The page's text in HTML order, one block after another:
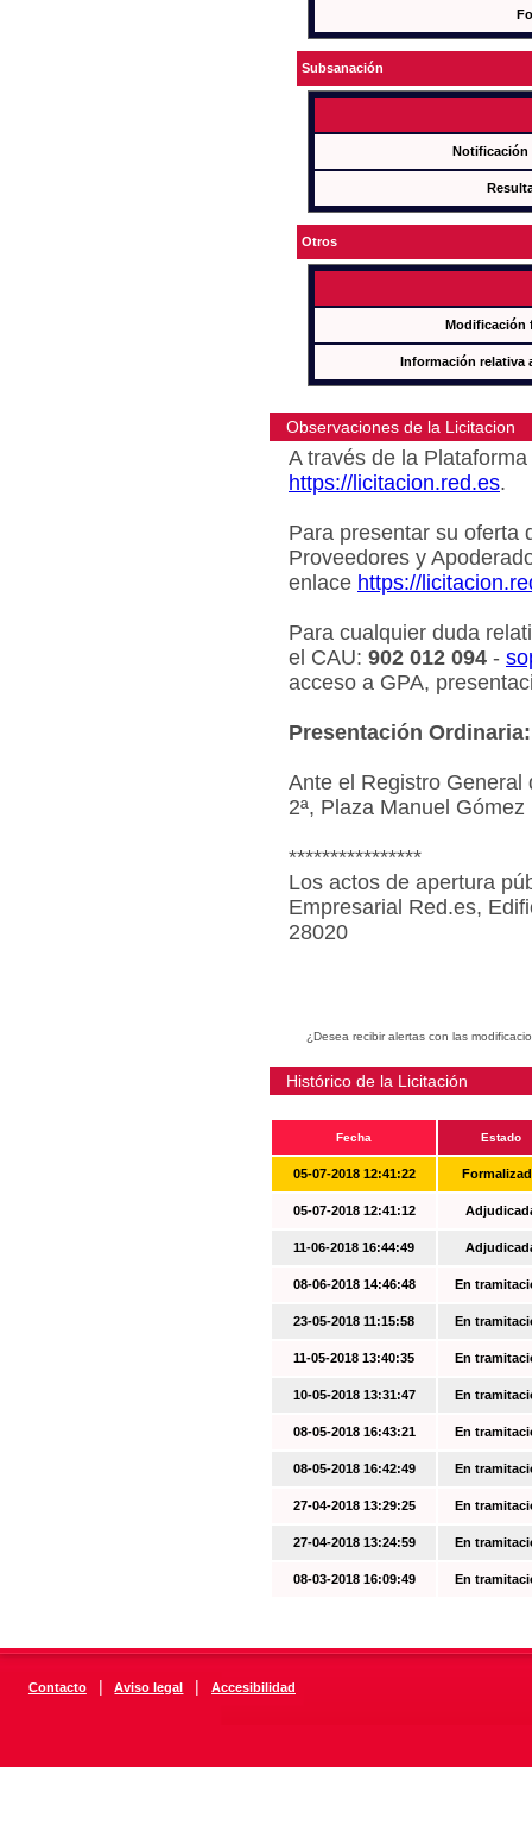
Subsanación
Notificación
Otros
Modificación
Información relativa
Observaciones de la Licitacion
A través de la
https://licitacion.red.es.
Para presentar su oferta
Proveedores y
enlace https://
Para cualquier duda
el CAU: 902 012 094 -
acceso a GPA,
Presentación Ordinaria:
Ante el Registro General
2ª, Plaza Manuel
****************
Los actos de apertura
Empresarial Red.es,
28020
¿Desea recibir alertas con las
Histórico de la Licitación
Fecha Estado
05-07-2018 12:41:22
05-07-2018 12:41:12
11-06-2018 16:44:49
08-06-2018 14:46:48 En
23-05-2018 11:15:58 En
11-05-2018 13:40:35 En
10-05-2018 13:31:47 En
08-05-2018 16:43:21 En
08-05-2018 16:42:49 En
27-04-2018 13:29:25 En
27-04-2018 13:24:59 En
08-03-2018 16:09:49 En
Contacto | Aviso legal | Accesibilidad